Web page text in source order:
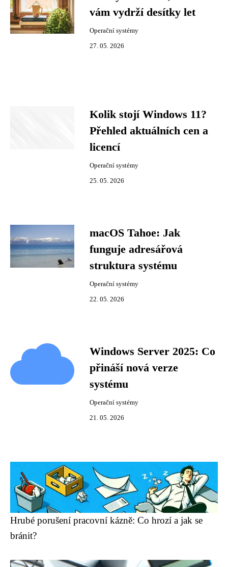
vám vydrží desítky let
Operační systémy
27. 05. 2026
Kolik stojí Windows 11?
Přehled aktuálních cen a
licencí
Operační systémy
25. 05. 2026
macOS Tahoe: Jak
funguje adresářová
struktura systému
Operační systémy
22. 05. 2026
Windows Server 2025: Co
přináší nová verze
systému
Operační systémy
21. 05. 2026
Hrubé porušení pracovní kázně: Co hrozí a jak se
bránit?